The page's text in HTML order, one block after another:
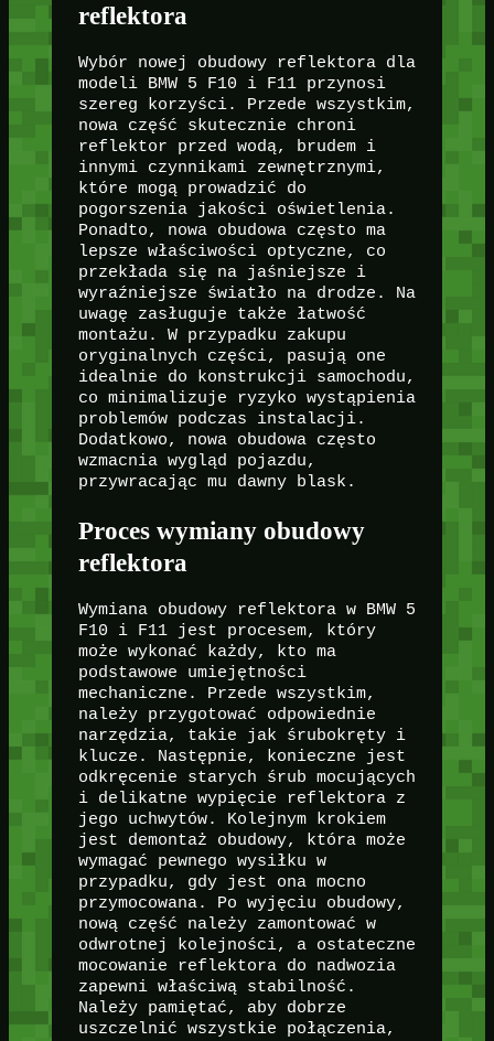
reflektora
Wybór nowej obudowy reflektora dla
modeli BMW 5 F10 i F11 przynosi
szereg korzyści. Przede wszystkim,
nowa część skutecznie chroni
reflektor przed wodą, brudem i
innymi czynnikami zewnętrznymi,
które mogą prowadzić do
pogorszenia jakości oświetlenia.
Ponadto, nowa obudowa często ma
lepsze właściwości optyczne, co
przekłada się na jaśniejsze i
wyraźniejsze światło na drodze. Na
uwagę zasługuje także łatwość
montażu. W przypadku zakupu
oryginalnych części, pasują one
idealnie do konstrukcji samochodu,
co minimalizuje ryzyko wystąpienia
problemów podczas instalacji.
Dodatkowo, nowa obudowa często
wzmacnia wygląd pojazdu,
przywracając mu dawny blask.
Proces wymiany obudowy
reflektora
Wymiana obudowy reflektora w BMW 5
F10 i F11 jest procesem, który
może wykonać każdy, kto ma
podstawowe umiejętności
mechaniczne. Przede wszystkim,
należy przygotować odpowiednie
narzędzia, takie jak śrubokręty i
klucze. Następnie, konieczne jest
odkręcenie starych śrub mocujących
i delikatne wypięcie reflektora z
jego uchwytów. Kolejnym krokiem
jest demontaż obudowy, która może
wymagać pewnego wysiłku w
przypadku, gdy jest ona mocno
przymocowana. Po wyjęciu obudowy,
nową część należy zamontować w
odwrotnej kolejności, a ostateczne
mocowanie reflektora do nadwozia
zapewni właściwą stabilność.
Należy pamiętać, aby dobrze
uszczelnić wszystkie połączenia,